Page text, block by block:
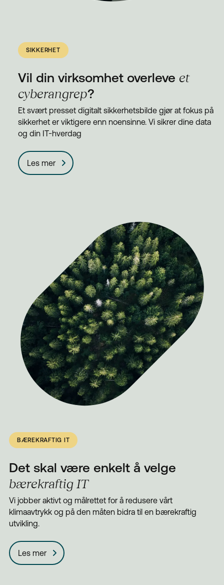
Bærekraftig IT
Blogg
Kontakt
SIKKERHET
Vil din virksomhet overleve et
cyberangrep?
Et svært presset digitalt sikkerhetsbilde gjør at fokus på
sikkerhet er viktigere enn noensinne. Vi sikrer dine data
og din IT-hverdag
Les mer
BÆREKRAFTIG IT
Det skal være enkelt å velge
bærekraftig IT
Vi jobber aktivt og målrettet for å redusere vårt
klimaavtrykk og på den måten bidra til en bærekraftig
utvikling.
Les mer